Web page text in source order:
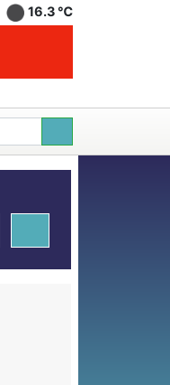
16.3 ℃